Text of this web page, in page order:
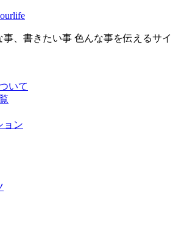
、書きたい事 色んな事を伝えるサイ
いて
ョン